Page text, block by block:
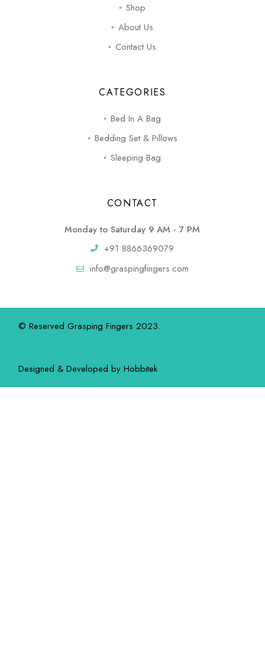
Shop
About Us
Contact Us
CATEGORIES
Bed In A Bag
Bedding Set & Pillows
Sleeping Bag
CONTACT
Monday to Saturday 9 AM - 7 PM
+91 8866369079
info@graspingfingers.com
© Reserved Grasping Fingers 2023.
Designed & Developed byHobbitek